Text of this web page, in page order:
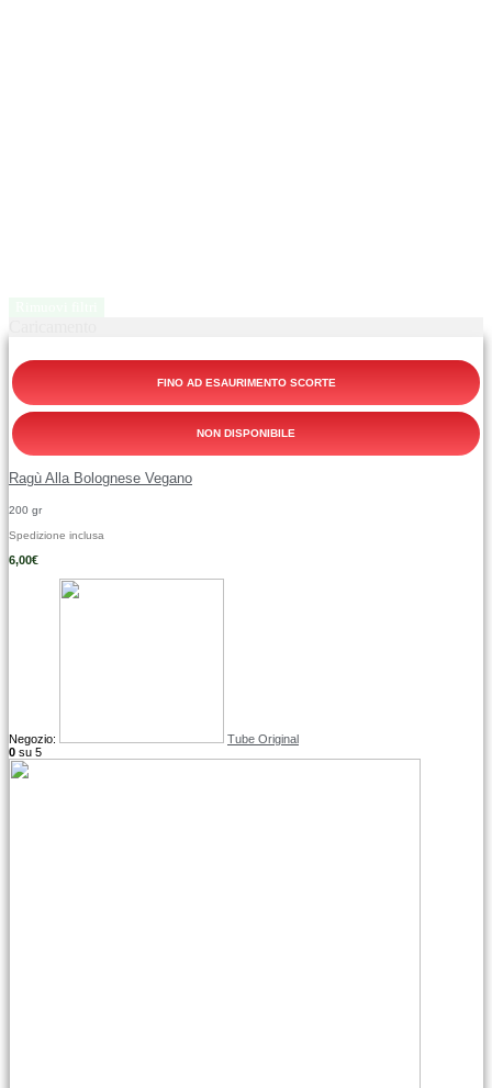
FINO AD ESAURIMENTO SCORTE
NON DISPONIBILE
Ragù Alla Bolognese Vegano
200 gr
Spedizione inclusa
6,00€
Negozio:
Tube Original
0 su 5